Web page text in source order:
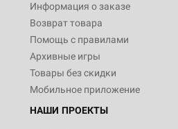
Информация о заказе
Возврат товара
Помощь с правилами
Архивные игры
Товары без скидки
Мобильное приложение
НАШИ ПРОЕКТЫ